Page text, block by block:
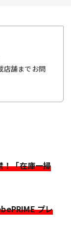
店舗までお問
！「在庫一掃
プレ